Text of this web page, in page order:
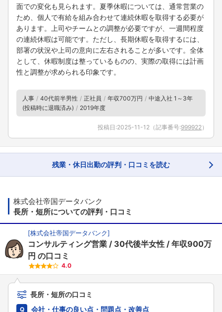
面での変化も見られます。夏季休暇については、通常営業の
ため、個人で有給を組み合わせて連続休暇を取得する必要が
あります。上司やチームとの調整が必要ですが、一週間程度
の連続休暇は可能です。ただし、長期休暇を取得するには、
部署の状況や上司の意向に左右されることが多いです。全体
として、休暇制度は整っているものの、実際の取得には計画
性と調整が求められる印象です。
人事 40代前半男性 正社員 年収700万円
中途入社 1～3年
(投稿時に退職済み)
2019年度
投稿日:2025-11-12 （記事番号:999922 ）
残業・休日出勤の評判・口コミを読む
株式会社帝国データバンク
長所・短所についての評判・口コミ
[株式会社帝国データバンク]
コンサルティング営業 30代後半女性
年収900万
円 の口コミ
4.0
長所・短所の口コミ
会社・仕事の良い点・問題点・改善点